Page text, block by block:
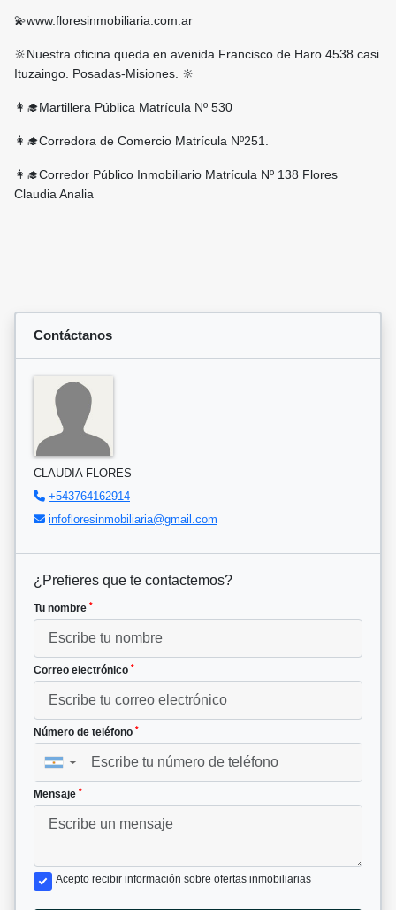
💫www.floresinmobiliaria.com.ar
🔆Nuestra oficina queda en avenida Francisco de Haro 4538 casi
Ituzaingo. Posadas-Misiones. 🔆
👩‍🎓Martillera Pública Matrícula Nº 530
👩‍🎓Corredora de Comercio Matrícula Nº251.
👩‍🎓Corredor Público Inmobiliario Matrícula Nº 138 Flores
Claudia Analia
Contáctanos
CLAUDIA FLORES
+543764162914
infofloresinmobiliaria@gmail.com
¿Prefieres que te contactemos?
Tu nombre *
Correo electrónico *
Número de teléfono *
▼
Mensaje *
Acepto recibir información sobre ofertas inmobiliarias